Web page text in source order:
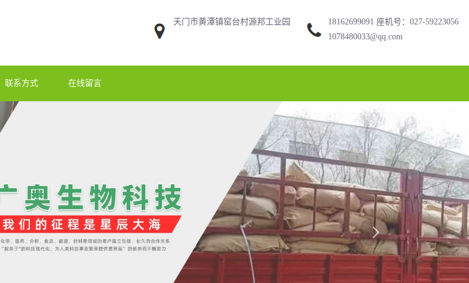
天门市黄潭镇窑台村源邦工业园
18162699091 座机号：027-59223056
1078480033@qq.com
联系方式 在线留言